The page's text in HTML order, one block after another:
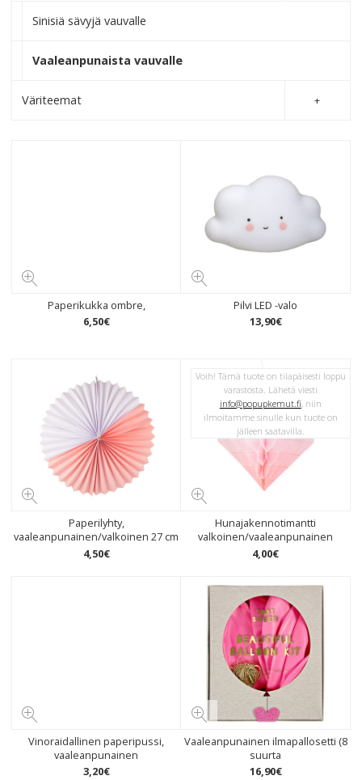
Sinisiä sävyjä vauvalle
Vaaleanpunaista vauvalle
Väriteemat
Paperikukka ombre,
6,50€
Pilvi LED -valo
13,90€
Paperilyhty,
vaaleanpunainen/valkoinen 27 cm
4,50€
Hunajakennotimantti
valkoinen/vaaleanpunainen
4,00€
Voih! Tämä tuote on tilapäisesti loppu
varastosta. Lähetä viesti
info@popupkemut.fi, niin
ilmoitamme sinulle kun tuote on
jälleen saatavilla.
Vinoraidallinen paperipussi,
vaaleanpunainen
3,20€
Vaaleanpunainen ilmapallosetti (8
suurta
16,90€